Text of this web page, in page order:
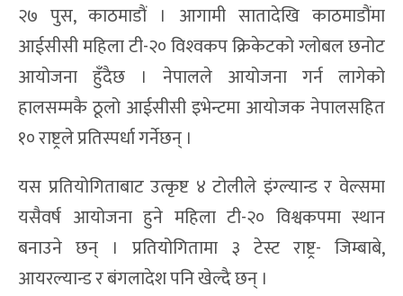
२७ पुस, काठमाडौं । आगामी सातादेखि काठमाडौंमा
आईसीसी महिला टी-२० विश्‍वकप क्रिकेटको ग्लोबल छनोट
आयोजना हुँदैछ । नेपालले आयोजना गर्न लागेको
हालसम्मकै ठूलो आईसीसी इभेन्टमा आयोजक नेपालसहित
१० राष्ट्रले प्रतिस्पर्धा गर्नेछन् ।
यस प्रतियोगिताबाट उत्कृष्ट ४ टोलीले इंग्ल्यान्ड र वेल्समा
यसैवर्ष आयोजना हुने महिला टी-२० विश्वकपमा स्थान
बनाउने छन् । प्रतियोगितामा ३ टेस्ट राष्ट्र- जिम्बाबे,
आयरल्यान्ड र बंगलादेश पनि खेल्दै छन् ।